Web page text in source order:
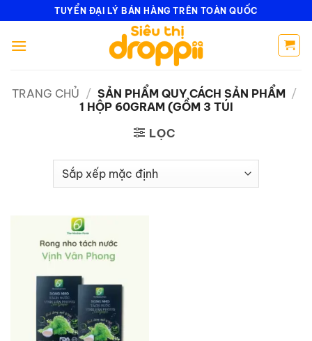
qua
nội
TUYỂN ĐẠI LÝ BÁN HÀNG TRÊN TOÀN QUỐC
TRANG CHỦ / SẢN PHẨM QUY CÁCH SẢN PHẨM /
1 HỘP 60GRAM (GỒM 3 TÚI
LỌC